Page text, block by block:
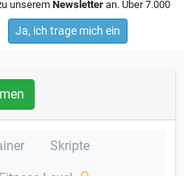
unserem Newsletter an. Über 7.000
Ja, ich trage mich ein
Skripte